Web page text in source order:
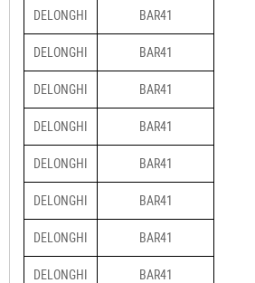
DELONGHI BAR41
DELONGHI BAR41
DELONGHI BAR41
DELONGHI BAR41
DELONGHI BAR41
DELONGHI BAR41
DELONGHI BAR41
DELONGHI BAR41